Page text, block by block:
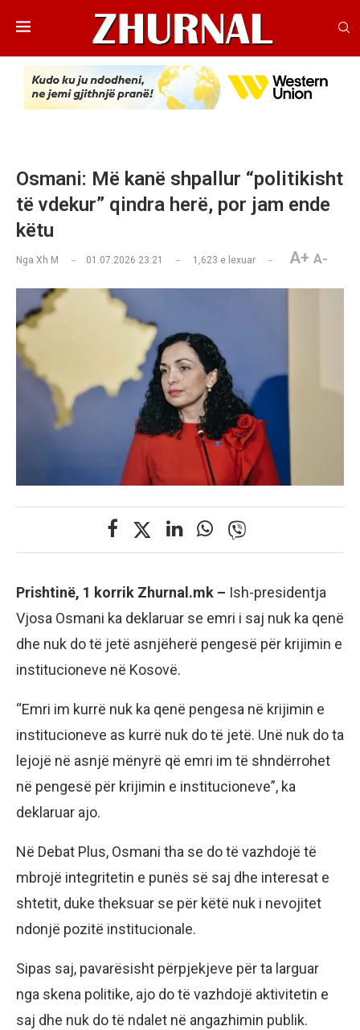
Osmani: Më kanë shpallur “politikisht
të vdekur” qindra herë, por jam ende
këtu
Nga Xh M 01.07.2026 23:21 1,623 e lexuar A+ A-
Prishtinë, 1 korrik Zhurnal.mk – Ish-presidentja
Vjosa Osmani ka deklaruar se emri i saj nuk ka qenë
dhe nuk do të jetë asnjëherë pengesë për krijimin e
institucioneve në Kosovë.
“Emri im kurrë nuk ka qenë pengesa në krijimin e
institucioneve as kurrë nuk do të jetë. Unë nuk do ta
lejojë në asnjë mënyrë që emri im të shndërrohet
në pengesë për krijimin e institucioneve”, ka
deklaruar ajo.
Në Debat Plus, Osmani tha se do të vazhdojë të
mbrojë integritetin e punës së saj dhe interesat e
shtetit, duke theksuar se për këtë nuk i nevojitet
ndonjë pozitë institucionale.
Sipas saj, pavarësisht përpjekjeve për ta larguar
nga skena politike, ajo do të vazhdojë aktivitetin e
saj dhe nuk do të ndalet në angazhimin publik.